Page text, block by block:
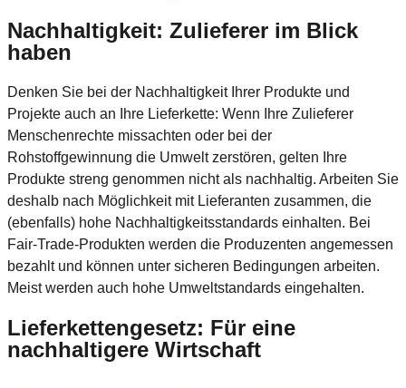
Nachhaltigkeit: Zulieferer im Blick
haben
Denken Sie bei der Nachhaltigkeit Ihrer Produkte und
Projekte auch an Ihre Lieferkette: Wenn Ihre Zulieferer
Menschenrechte missachten oder bei der
Rohstoffgewinnung die Umwelt zerstören, gelten Ihre
Produkte streng genommen nicht als nachhaltig. Arbeiten Sie
deshalb nach Möglichkeit mit Lieferanten zusammen, die
(ebenfalls) hohe Nachhaltigkeitsstandards einhalten. Bei
Fair-Trade-Produkten werden die Produzenten angemessen
bezahlt und können unter sicheren Bedingungen arbeiten.
Meist werden auch hohe Umweltstandards eingehalten.
Lieferkettengesetz: Für eine
nachhaltigere Wirtschaft